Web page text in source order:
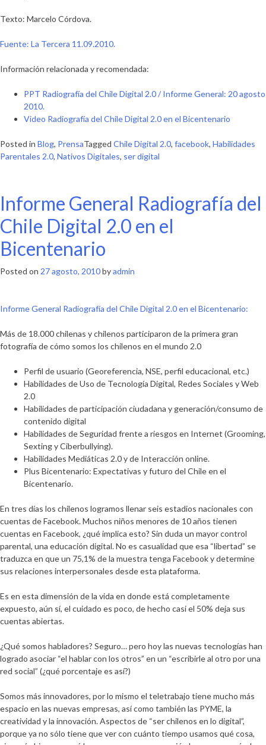
Texto: Marcelo Córdova.
Fuente: La Tercera 11.09.2010.
Información relacionada y recomendada:
PPT Radiografía del Chile Digital 2.0 / Informe General: 20 agosto
2010.
Video Radiografía del Chile Digital 2.0 en el Bicentenario
Posted in Blog, PrensaTagged Chile Digital 2.0, facebook, Habilidades
Parentales 2.0, Nativos Digitales, ser digital
Informe General Radiografía del
Chile Digital 2.0 en el
Bicentenario
Posted on 27 agosto, 2010byadmin
Informe General Radiografía del Chile Digital 2.0 en el Bicentenario:
Más de 18.000 chilenas y chilenos participaron de la primera gran
fotografía de cómo somos los chilenos en el mundo 2.0
Perfil de usuario (Georeferencia, NSE, perfil educacional, etc.)
Habilidades de Uso de Tecnología Digital, Redes Sociales y Web
2.0
Habilidades de participación ciudadana y generación/consumo de
contenido digital
Habilidades de Seguridad frente a riesgos en Internet (Grooming,
Sexting y Ciberbullying).
Habilidades Mediáticas 2.0 y de Interacción online.
Plus Bicentenario: Expectativas y futuro del Chile en el
Bicentenario.
En tres días los chilenos logramos llenar seis estadios nacionales con
cuentas de Facebook. Muchos niños menores de 10 años tienen
cuentas en Facebook, ¿qué implica esto? Sin duda un mayor control
parental, una educación digital. No es casualidad que esa “libertad” se
traduzca en que un 75,1% de la muestra tenga Facebook y determine
sus relaciones interpersonales desde esta plataforma.
Es en esta dimensión de la vida en donde está completamente
expuesto, aún sí, el cuidado es poco, de hecho casi el 50% deja sus
cuentas abiertas.
¿Qué somos habladores? Seguro… pero hoy las nuevas tecnologías han
logrado asociar “el hablar con los otros” en un “escribirle al otro por una
red social” (¿qué porcentaje es así?)
Somos más innovadores, por lo mismo el teletrabajo tiene mucho más
espacio en las nuevas empresas, así como también las PYME, la
creatividad y la innovación. Aspectos de “ser chilenos en lo digital”,
porque ya no sólo tiene que ver con cuánto tiempo usamos qué cosa,